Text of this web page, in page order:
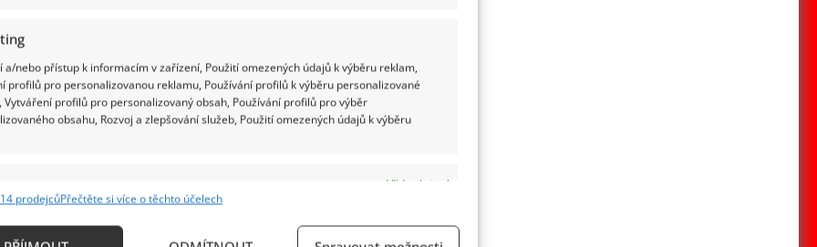
a/nebo přístup k informacím v zařízení, Použití omezených údajů k výběru reklam,
profilů pro personalizovanou reklamu, Používání profilů k výběru personalizované
Vytváření profilů pro personalizovaný obsah, Používání profilů pro výběr
obsahu, Rozvoj a zlepšování služeb, Použití omezených údajů k výběru
Vždy aktivní
zařízení na základě automaticky přenášených informací.
prodejcůPřečtěte si více o těchto účelech